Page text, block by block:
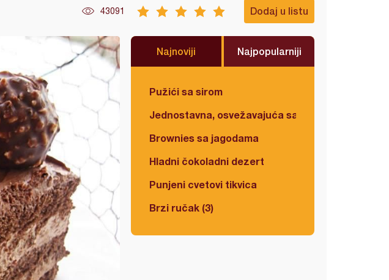
43091 Dodaj u listu
Najnoviji Najpopularniji
Pužići sa sirom
Jednostavna, osvežavajuća salata
Brownies sa jagodama
Hladni čokoladni dezert
Punjeni cvetovi tikvica
Brzi ručak (3)